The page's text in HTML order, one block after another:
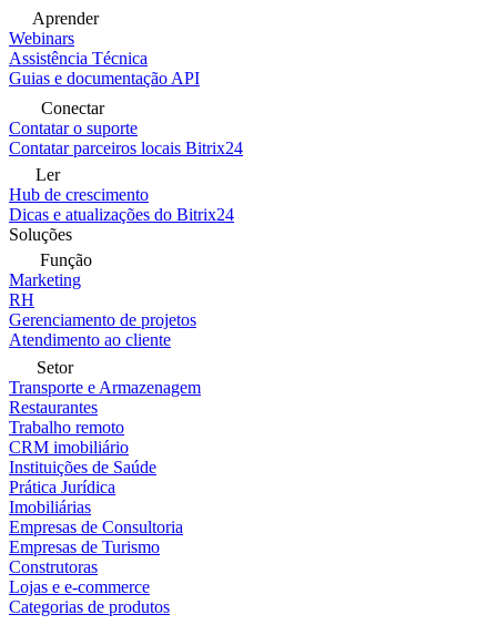
Aprender
Webinars
Assistência Técnica
Guias e documentação API
Conectar
Contatar o suporte
Contatar parceiros locais Bitrix24
Ler
Hub de crescimento
Dicas e atualizações do Bitrix24
Soluções
Função
Marketing
RH
Gerenciamento de projetos
Atendimento ao cliente
Setor
Transporte e Armazenagem
Restaurantes
Trabalho remoto
CRM imobiliário
Instituições de Saúde
Prática Jurídica
Imobiliárias
Empresas de Consultoria
Empresas de Turismo
Construtoras
Lojas e e-commerce
Categorias de produtos